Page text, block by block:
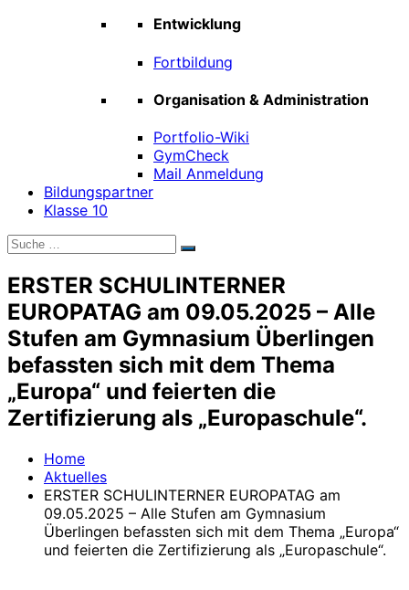
Entwicklung
Fortbildung
Organisation & Administration
Portfolio-Wiki
GymCheck
Mail Anmeldung
Bildungspartner
Klasse 10
Suche
Suchen
ERSTER SCHULINTERNER
EUROPATAG am 09.05.2025 – Alle
Stufen am Gymnasium Überlingen
befassten sich mit dem Thema
„Europa“ und feierten die
Zertifizierung als „Europaschule“.
Home
Aktuelles
ERSTER SCHULINTERNER EUROPATAG am
09.05.2025 – Alle Stufen am Gymnasium
Überlingen befassten sich mit dem Thema „Europa“
und feierten die Zertifizierung als „Europaschule“.